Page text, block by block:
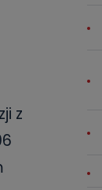
z